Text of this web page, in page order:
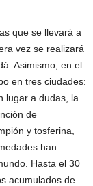
que se llevará a
vez se realizará
Asimismo, en el
en tres ciudades:
lugar a dudas, la
de
y tosferina,
han
Hasta el 30
acumulados de